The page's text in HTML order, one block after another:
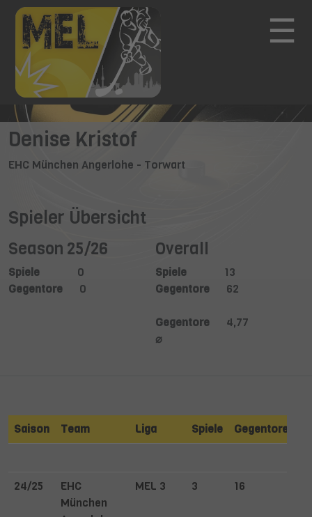
☰
Denise Kristof
EHC München Angerlohe - Torwart
Spieler Übersicht
Season 25/26
Spiele
0
Gegentore
0
Overall
Spiele
13
Gegentore
62
Gegentore
⌀
4,77
Saison Team Liga Spiele Gegentore
24/25
EHC
München
MEL 3 3 16